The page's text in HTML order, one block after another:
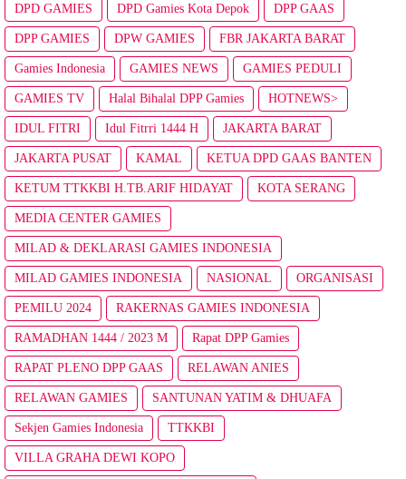
DPD GAMIES DPD Gamies Kota Depok DPP GAAS
DPP GAMIES DPW GAMIES FBR JAKARTA BARAT
Gamies Indonesia GAMIES NEWS GAMIES PEDULI
GAMIES TV Halal Bihalal DPP Gamies HOTNEWS>
IDUL FITRI Idul Fitrri 1444 H JAKARTA BARAT
JAKARTA PUSAT KAMAL KETUA DPD GAAS BANTEN
KETUM TTKKBI H.TB.ARIF HIDAYAT KOTA SERANG
MEDIA CENTER GAMIES
MILAD & DEKLARASI GAMIES INDONESIA
MILAD GAMIES INDONESIA NASIONAL ORGANISASI
PEMILU 2024 RAKERNAS GAMIES INDONESIA
RAMADHAN 1444 / 2023 M Rapat DPP Gamies
RAPAT PLENO DPP GAAS RELAWAN ANIES
RELAWAN GAMIES SANTUNAN YATIM & DHUAFA
Sekjen Gamies Indonesia TTKKBI
VILLA GRAHA DEWI KOPO